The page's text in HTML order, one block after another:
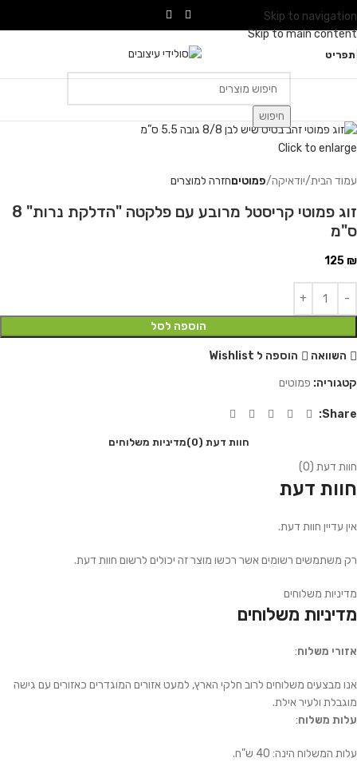
Skip to navigation
Skip to main content
תפריט
חיפוש
Click to enlarge
עמוד הבית יודאיקה פמוטיםחזרה למוצרים
זוג פמוטי קריסטל מרובע עם פלקטה "הדלקת נרות" 8
ס"מ
125₪
הוספה לסל
השוואה
הוספה ל Wishlist
קטגוריה: פמוטים
Share:
חוות דעת (0) מדיניות משלוחים
חוות דעת (0)
חוות דעת
אין עדיין חוות דעת.
רק משתמשים רשומים אשר רכשו מוצר זה יכולים לרשום חוות דעת.
מדיניות משלוחים
מדיניות משלוחים
אזורי משלוח:
אנו מבצעים משלוחים לרוב חלקי הארץ, למעט אזורים המוגדרים כאזורים עם גישה
מוגבלת ולעיר אילת.
עלות משלוח:
עלות המשלוח הינה: 40 ש"ח.